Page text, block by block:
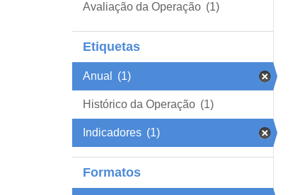
Avaliação da Operação (1)
Etiquetas
Anual (1)
Histórico da Operação (1)
Indicadores (1)
Formatos